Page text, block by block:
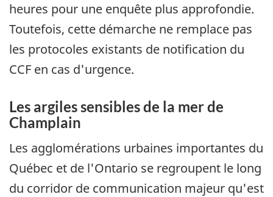
heures pour une enquête plus approfondie.
Toutefois, cette démarche ne remplace pas
les protocoles existants de notification du
CCF en cas d'urgence.
Les argiles sensibles de la mer de
Champlain
Les agglomérations urbaines importantes du
Québec et de l'Ontario se regroupent le long
du corridor de communication majeur qu'est